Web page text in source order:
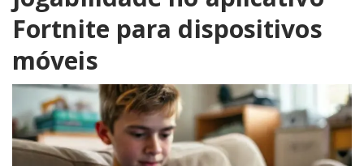
Fortnite para dispositivos
móveis